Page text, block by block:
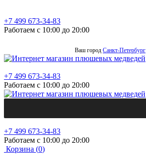
+7 499 673-34-83
Работаем с 10:00 до 20:00
Ваш город Санкт-Петербург
+7 499 673-34-83
Работаем с 10:00 до 20:00
+7 499 673-34-83
Работаем с 10:00 до 20:00
Корзина (0)